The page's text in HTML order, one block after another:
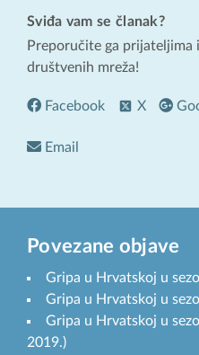
Sviđa vam se članak?
Preporučite ga prijateljima
društvenih mreža!
Facebook X
Email
Povezane objave
Gripa u Hrvatskoj u
Gripa u Hrvatskoj u
Gripa u Hrvatskoj u
2019.)